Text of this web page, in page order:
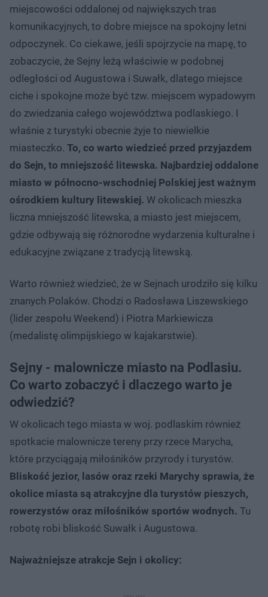
miejscowości oddalonej od największych tras
komunikacyjnych, to dobre miejsce na spokojny letni
odpoczynek. Co ciekawe, jeśli spojrzycie na mapę, to
zobaczycie, że Sejny leżą właściwie w podobnej
odległości od Augustowa i Suwałk, dlatego miejsce
ciche i spokojne może być tzw. miejscem wypadowym
do zwiedzania całego województwa podlaskiego. I
właśnie z turystyki obecnie żyje to niewielkie
miasteczko. To, co warto wiedzieć przed przyjazdem
do Sejn, to mniejszość litewska. Najbardziej oddalone
miasto w północno-wschodniej Polskiej jest ważnym
ośrodkiem kultury litewskiej. W okolicach mieszka
liczna mniejszość litewska, a miasto jest miejscem,
gdzie odbywają się różnorodne wydarzenia kulturalne i
edukacyjne związane z tradycją litewską.
Warto również wiedzieć, że w Sejnach urodziło się kilku
znanych Polaków. Chodzi o Radosława Liszewskiego
(lider zespołu Weekend) i Piotra Markiewicza
(medalistę olimpijskiego w kajakarstwie).
Sejny - malownicze miasto na Podlasiu.
Co warto zobaczyć i dlaczego warto je
odwiedzić?
W okolicach tego miasta w woj. podlaskim również
spotkacie malownicze tereny przy rzece Marycha,
które przyciągają miłośników przyrody i turystów.
Bliskość jezior, lasów oraz rzeki Marychy sprawia, że
okolice miasta są atrakcyjne dla turystów pieszych,
rowerzystów oraz miłośników sportów wodnych. Tu
robotę robi bliskość Suwałk i Augustowa.
Najważniejsze atrakcje Sejn i okolicy: